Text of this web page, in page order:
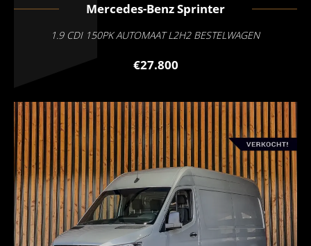
Mercedes-BenzSprinter
1.9 CDI 150PK AUTOMAAT L2H2 BESTELWAGEN
€27.800